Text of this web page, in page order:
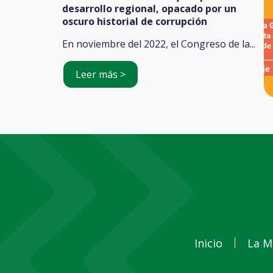
desarrollo regional, opacado por un
oscuro historial de corrupción
En noviembre del 2022, el Congreso de la...
Leer más >
Inicio La